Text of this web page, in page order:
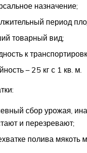
назначение;
период
товарный вид;
к
– 25 кг с 1 кв. м.
сбор урожая,
и перезревают;
полива мякоть